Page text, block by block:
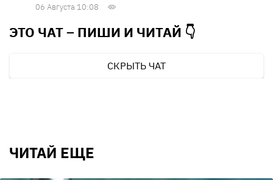
06 Августа 10:08
ЭТО ЧАТ – ПИШИ И ЧИТАЙ 👇
СКРЫТЬ ЧАТ
ЧИТАЙ ЕЩЕ